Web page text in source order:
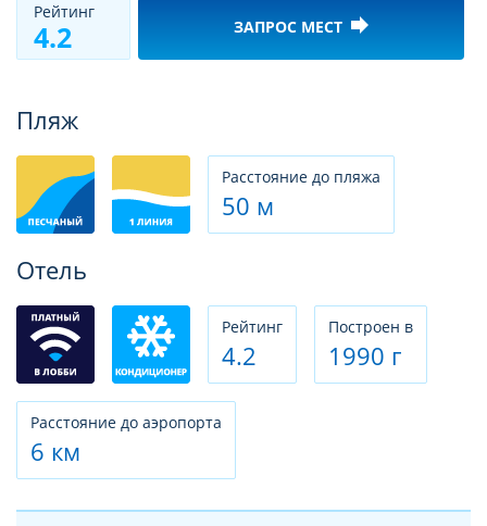
Рeйтинг
4.2 ЗАПРОС МЕСТ forward
Пляж
Расстояние до пляжа
50 м
Отель
Рeйтинг
4.2
Построен в
1990 г
Расстояние до аэропорта
6 км